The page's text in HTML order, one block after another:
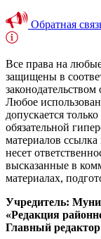
Обратная
Все права на
защищены в
Любое
допускается
обязательной
материалов
несет
высказанные в
материалах,
Учредитель:
«Редакция
Главный